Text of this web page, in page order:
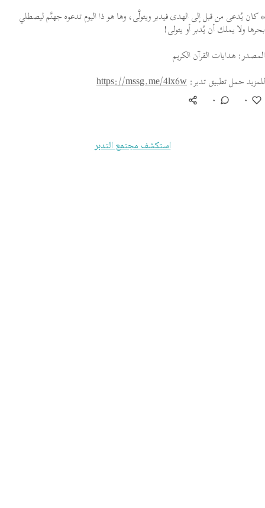
* كان يُدعى من قبل إلى الهدى فيدبر ويتولَّى، وها هو ذا اليوم تدعوه جهنَّم ليصطلي
بحرها ولا يملك أن يُدبر أو يتولى!
المصدر: هدايات القرآن الكريم
للمزيد حمل تطبيق تدبر: https://mssg.me/4lx6w
٠
٠
استكشف مجتمع التدبر